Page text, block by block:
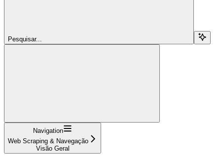
Pesquisar...
Navigation
Web Scraping & Navegação
Visão Geral